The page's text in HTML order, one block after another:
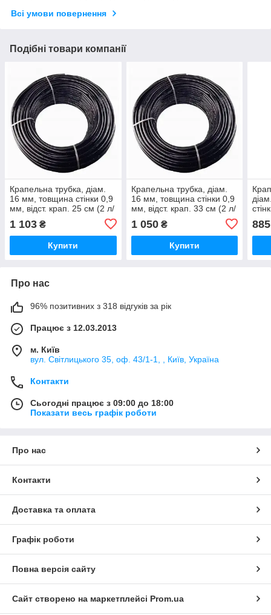
Всі умови повернення
Подібні товари компанії
Крапельна трубка, діам.
16 мм, товщина стінки 0,9
мм, відст. крап. 25 см (2 л/
г), бухта 100 м - Україна
1 103 ₴
Купити
Крапельна трубка, діам.
16 мм, товщина стінки 0,9
мм, відст. крап. 33 см (2 л/
г), бухта 100 м - Україна
1 050₴
Купити
885
Про нас
96% позитивних з 318 відгуків за рік
Працює з 12.03.2013
м. Київ
вул. Світлицького 35, оф. 43/1-1, , Київ, Україна
Контакти
Сьогодні працює з 09:00 до 18:00
Показати весь графік роботи
Про нас
Контакти
Доставка та оплата
Графік роботи
Повна версія сайту
Сайт створено на маркетплейсі Prom.ua